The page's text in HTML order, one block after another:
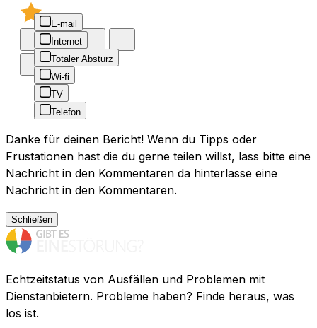
E-mail
Internet
Totaler Absturz
Wi-fi
TV
Telefon
Danke für deinen Bericht! Wenn du Tipps oder
Frustationen hast die du gerne teilen willst, lass bitte eine
Nachricht in den Kommentaren da hinterlasse eine
Nachricht in den Kommentaren.
Schließen
Echtzeitstatus von Ausfällen und Problemen mit
Dienstanbietern. Probleme haben? Finde heraus, was
los ist.